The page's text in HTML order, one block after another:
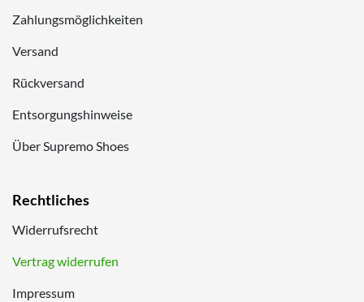
Zahlungsmöglichkeiten
Versand
Rückversand
Entsorgungshinweise
Über Supremo Shoes
Rechtliches
Widerrufsrecht
Vertrag widerrufen
Impressum